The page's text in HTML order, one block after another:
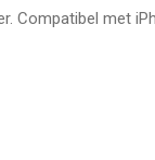
voor het
Compatibel met